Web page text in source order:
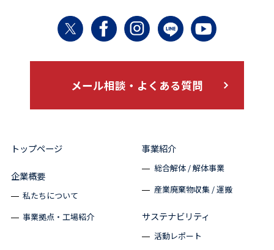
メール相談・よくある質問
トップページ
企業概要
私たちについて
事業拠点・工場紹介
事業紹介
総合解体 / 解体事業
産業廃棄物収集 / 運搬
サステナビリティ
活動レポート